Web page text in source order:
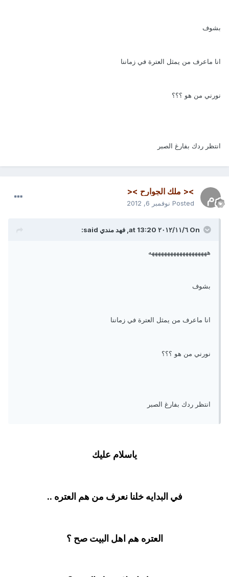
بشوف
انا ماعرف من يمثل العترة في زماننا
نورني من هو ؟؟؟
انتظر ردك بفارغ الصبر
>< ملك الجوارح ><
Posted نوفمبر 6, 2012
On ٦‏/١١‏/٢٠١٢ at 13:20, فهد مندي said:
هههههههههههههههههههه
بشوف
انا ماعرف من يمثل العترة في زماننا
نورني من هو ؟؟؟
انتظر ردك بفارغ الصبر
ياسلام عليك
في البدايه خلنا نعرف من هم العتره ..
العتره هم اهل البيت صح ؟